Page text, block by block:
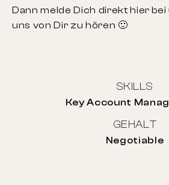
SKILLS
Key Account
GEHALT
Negotiable
Dann melde Dich direkt hier bei
uns von Dir zu hören 🙂